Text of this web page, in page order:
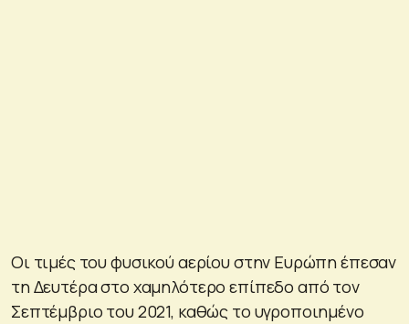
Οι τιμές του φυσικού αερίου στην Ευρώπη έπεσαν
τη Δευτέρα στο χαμηλότερο επίπεδο από τον
Σεπτέμβριο του 2021, καθώς το υγροποιημένο